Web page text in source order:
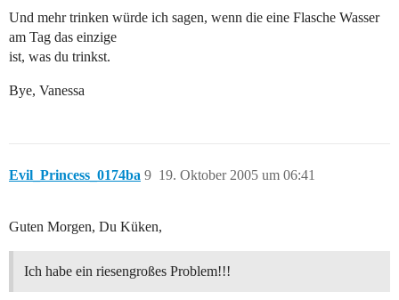
Und mehr trinken würde ich sagen, wenn die eine Flasche Wasser
am Tag das einzige
ist, was du trinkst.
Bye, Vanessa
Evil_Princess_0174ba 19. Oktober 2005 um 06:41
9
Guten Morgen, Du Küken,
Ich habe ein riesengroßes Problem!!!